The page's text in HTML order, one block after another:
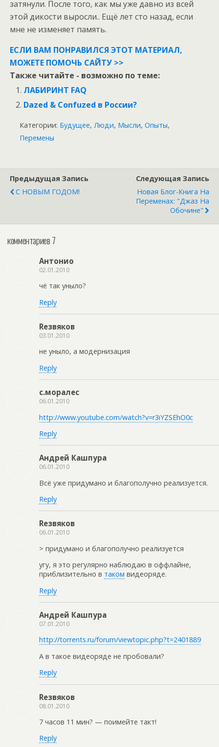
затянули. После того, как мы уже давно из всей
этой дикости выросли.. Ещё лет сто назад, если
мне не изменяет память.
ЕСЛИ ВАМ ПОНРАВИЛСЯ ЭТОТ МАТЕРИАЛ,
МОЖЕТЕ ПОМОЧЬ САЙТУ >>
Также читайте - возможно по теме:
ЛАБИРИНТ FAQ
Dazed & Confuzed в России?
Категории: Будущее, Люди, Мысли, Опыты,
Перемены
Предыдущая Запись
C НОВЫМ ГОДОМ!
Следующая Запись
Новая Блог-Книга На
Переменах: "Джаз На
Обочине"
комментариев 7
Антонио
02.01.2010
чё так уныло?
Reply
Rезвяков
03.01.2010
не уныло, а модернизация
Reply
с.моралес
06.01.2010
http://www.youtube.com/watch?v=r3iYZSEhO0c
Reply
Андрей Кашпура
06.01.2010
Всё уже придумано и благополучно реализуется.
Reply
Rезвяков
06.01.2010
> придумано и благополучно реализуется
угу, я это регулярно наблюдаю в оффлайне,
приблизительно в таком видеоряде.
Reply
Андрей Кашпура
07.01.2010
http://torrents.ru/forum/viewtopic.php?t=2401889
А в такое видеоряде не пробовали?
Reply
Rезвяков
08.01.2010
7 часов 11 мин? — поимейте такт!
Reply